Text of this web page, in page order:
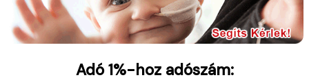
Adó 1%-hoz adószám: